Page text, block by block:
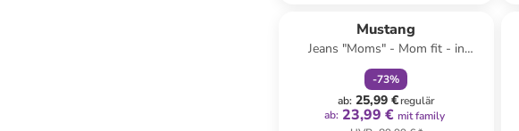
Mustang
Jeans "Moms" - Mom fit - in
Anthrazit
-73%
ab: 25,99 €regulär
ab: 23,99 € mit family